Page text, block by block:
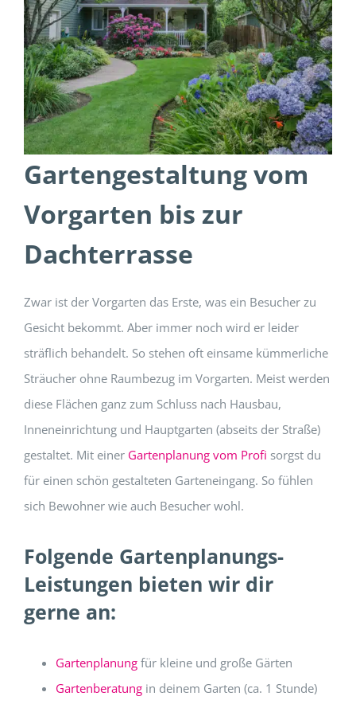
Gartengestaltung vom
Vorgarten bis zur
Dachterrasse
Zwar ist der Vorgarten das Erste, was ein Besucher zu
Gesicht bekommt. Aber immer noch wird er leider
sträflich behandelt. So stehen oft einsame kümmerliche
Sträucher ohne Raumbezug im Vorgarten. Meist werden
diese Flächen ganz zum Schluss nach Hausbau,
Inneneinrichtung und Hauptgarten (abseits der Straße)
gestaltet. Mit einer Gartenplanung vom Profi sorgst du
für einen schön gestalteten Garteneingang. So fühlen
sich Bewohner wie auch Besucher wohl.
Folgende Gartenplanungs-
Leistungen bieten wir dir
gerne an:
Gartenplanungfür kleine und große Gärten
Gartenberatungin deinem Garten (ca. 1 Stunde)